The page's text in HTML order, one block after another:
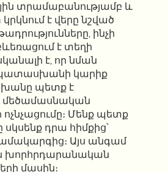
տրամաբանությամբ և
է վերը նշված
ինչի
է տեղի
է, որ նման
կարիք
պետք է
մեծամասնական
Մենք պետք
սկսենք դրա հիմքից՝
Այս անգամ
խորհրդարանական
մասին։